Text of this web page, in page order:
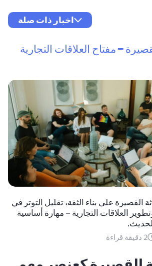
اخبار ذات صلة
– مفتاح العلاقات التجارية
القصيرة على بناء الثقة، تقليل التوتر في
العلاقات التجارية – مهارة أساسية
2 دقيقة قراءة